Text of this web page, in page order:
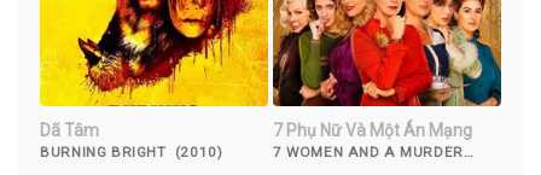
Dã Tâm
BURNING BRIGHT (2010)
7 Phụ Nữ Và Một Án Mạng
7 WOMEN AND A MURDER